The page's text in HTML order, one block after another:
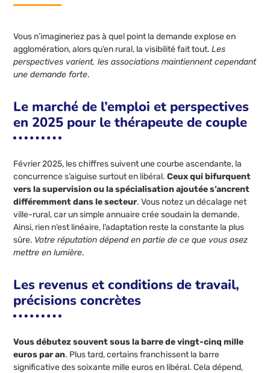
Vous n’imagineriez pas à quel point la demande explose en
agglomération, alors qu’en rural, la visibilité fait tout.Les
perspectives varient, les associations maintiennent cependant
une demande forte.
Le marché de l’emploi et perspectives
en 2025 pour le thérapeute de couple
Février 2025, les chiffres suivent une courbe ascendante, la
concurrence s’aiguise surtout en libéral.Ceux qui bifurquent
vers la supervision ou la spécialisation ajoutée s’ancrent
différemment dans le secteur. Vous notez un décalage net
ville-rural, car un simple annuaire crée soudain la demande.
Ainsi, rien n’est linéaire, l’adaptation reste la constante la plus
sûre. Votre réputation dépend en partie de ce que vous osez
mettre en lumière.
Les revenus et conditions de travail,
précisions concrètes
Vous débutez souvent sous la barre de vingt-cinq mille
euros par an. Plus tard, certains franchissent la barre
significative des soixante mille euros en libéral. Cela dépend,